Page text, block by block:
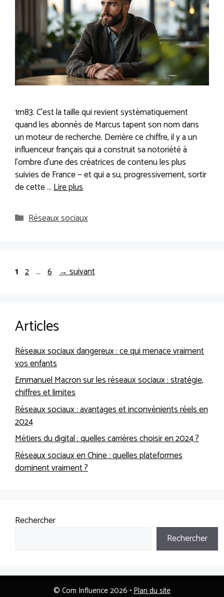
1m83. C’est la taille qui revient systématiquement
quand les abonnés de Marcus tapent son nom dans
un moteur de recherche. Derrière ce chiffre, il y a un
influenceur français qui a construit sa notoriété à
l’ombre d’une des créatrices de contenu les plus
suivies de France — et qui a su, progressivement, sortir
de cette …Lire plus
Catégories
Réseaux sociaux
Page
1 Page
2 … Page
6 →suivant
Articles
Réseaux sociaux dangereux : ce qui menace vraiment
vos enfants
Emmanuel Macron sur les réseaux sociaux : stratégie,
chiffres et limites
Réseaux sociaux : avantages et inconvénients réels en
2024
Métiers du digital : quelles carrières choisir en 2024 ?
Réseaux sociaux en Chine : quelles plateformes
dominent vraiment ?
Rechercher
Rechercher
© Com Influence 2026 •Plan du site